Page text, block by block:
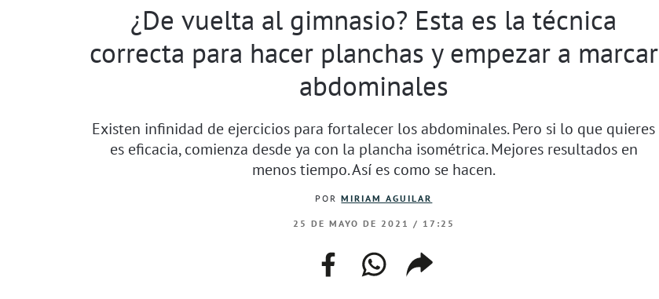
¿De vuelta al gimnasio? Esta es la técnica
correcta para hacer planchas y empezar a marcar
abdominales
Existen infinidad de ejercicios para fortalecer los abdominales. Pero si lo que quieres
es eficacia, comienza desde ya con la plancha isométrica. Mejores resultados en
menos tiempo. Así es como se hacen.
PORMIRIAM AGUILAR
25 DE MAYO DE 2021 / 17:25
facebookwhatsapp
web
copiar
enlace